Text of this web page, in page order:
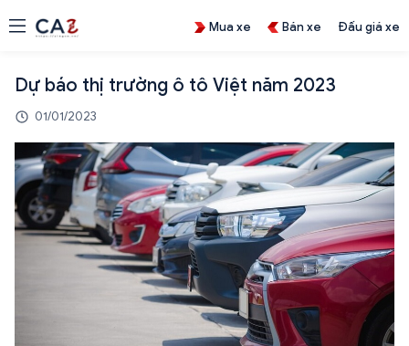
Mua xe Bán xe Đấu giá xe
Dự báo thị trường ô tô Việt năm 2023
01/01/2023